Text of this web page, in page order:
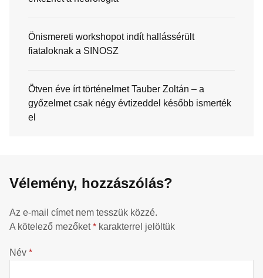
Önismereti workshopot indít hallássérült
fiataloknak a SINOSZ
Ötven éve írt történelmet Tauber Zoltán – a
győzelmet csak négy évtizeddel később ismerték
el
Vélemény, hozzászólás?
Az e-mail címet nem tesszük közzé.
A kötelező mezőket* karakterrel jelöltük
Név *